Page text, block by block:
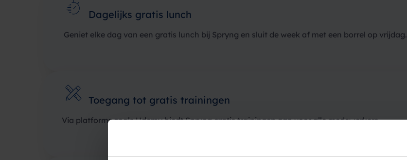
Dagelijks gratis lunch
Geniet elke dag van een gratis lunch bij Spryng en sluit de week af met een borrel op vrijdag.
Toegang tot gratis trainingen
Via platforms zoals Udemy biedt Spryng gratis trainingen aan voor alle medewerkers.